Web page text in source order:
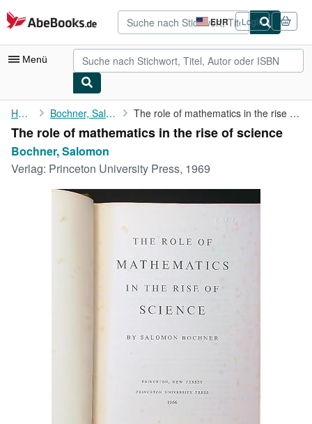
Zum Hauptinhalt
AbeBooks.de EUR
Seite
der
Einkaufseinstellungen.
Login
Menü
Nutzerkonto
Meine Bestellungen
Detailsuche
Antiquarische Bücher
SCHLIESSEN
Home Bochner, Salomon The role of mathematics in the rise of science
The role of mathematics in the rise of science
Bochner, Salomon
Verlag: Princeton University Press, 1969